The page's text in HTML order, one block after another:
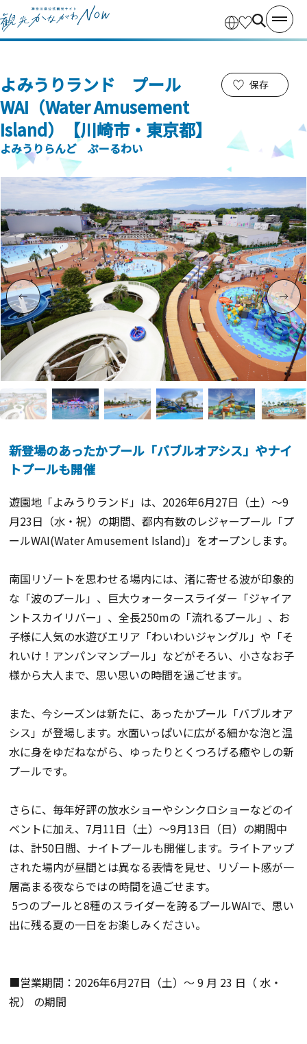
よみうりランド プール
WAI（Water Amusement
Island）【川崎市・東京都】
よみうりらんど ぷーるわい
保存
新登場のあったかプール「バブルオアシス」やナイ
トプールも開催
遊園地「よみうりランド」は、2026年6月27日（土）～9
月23日（水・祝）の期間、都内有数のレジャープール「プ
ールWAI(Water Amusement Island)」をオープンします。
南国リゾートを思わせる場内には、渚に寄せる波が印象的
な「波のプール」、巨大ウォータースライダー「ジャイア
ントスカイリバー」、全長250mの「流れるプール」、お
子様に人気の水遊びエリア「わいわいジャングル」や「そ
れいけ！アンパンマンプール」などがそろい、小さなお子
様から大人まで、思い思いの時間を過ごせます。
また、今シーズンは新たに、あったかプール「バブルオア
シス」が登場します。水面いっぱいに広がる細かな泡と温
水に身をゆだねながら、ゆったりとくつろげる癒やしの新
プールです。
さらに、毎年好評の放水ショーやシンクロショーなどのイ
ベントに加え、 7月11日（土）～9月13日（日）の期間中
は、計50日間、ナイトプールも開催します。ライトアップ
された場内が昼間とは異なる表情を見せ、リゾート感が一
層高まる夜ならではの時間を過ごせます。
5つのプールと8種のスライダーを誇るプールWAIで、思い
出に残る夏の一日をお楽しみください。
■営業期間：2026年6月27日（土）～ 9 月 23 日（ 水・
祝） の期間